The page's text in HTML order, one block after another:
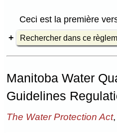
Ceci est la première
Rechercher dans ce
Manitoba Water
Guidelines
The Water Protection Act,